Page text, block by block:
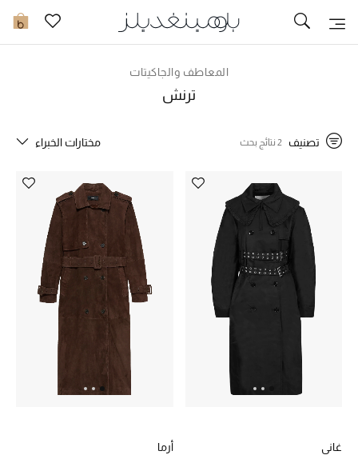
0 تخفيضات
مزيد من التخفيضات
الجمال
المعاطف والجاكيتات
ترنش
تصنيف 2 نتائج بحث مختارات الخبراء
غاني
أرما